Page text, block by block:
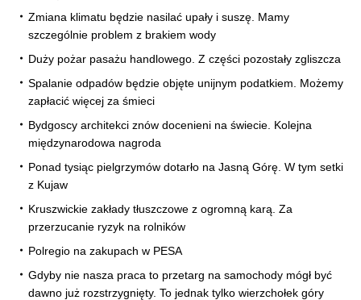
Zmiana klimatu będzie nasilać upały i suszę. Mamy
szczególnie problem z brakiem wody
Duży pożar pasażu handlowego. Z części pozostały zgliszcza
Spalanie odpadów będzie objęte unijnym podatkiem. Możemy
zapłacić więcej za śmieci
Bydgoscy architekci znów docenieni na świecie. Kolejna
międzynarodowa nagroda
Ponad tysiąc pielgrzymów dotarło na Jasną Górę. W tym setki
z Kujaw
Kruszwickie zakłady tłuszczowe z ogromną karą. Za
przerzucanie ryzyk na rolników
Polregio na zakupach w PESA
Gdyby nie nasza praca to przetarg na samochody mógł być
dawno już rozstrzygnięty. To jednak tylko wierzchołek góry